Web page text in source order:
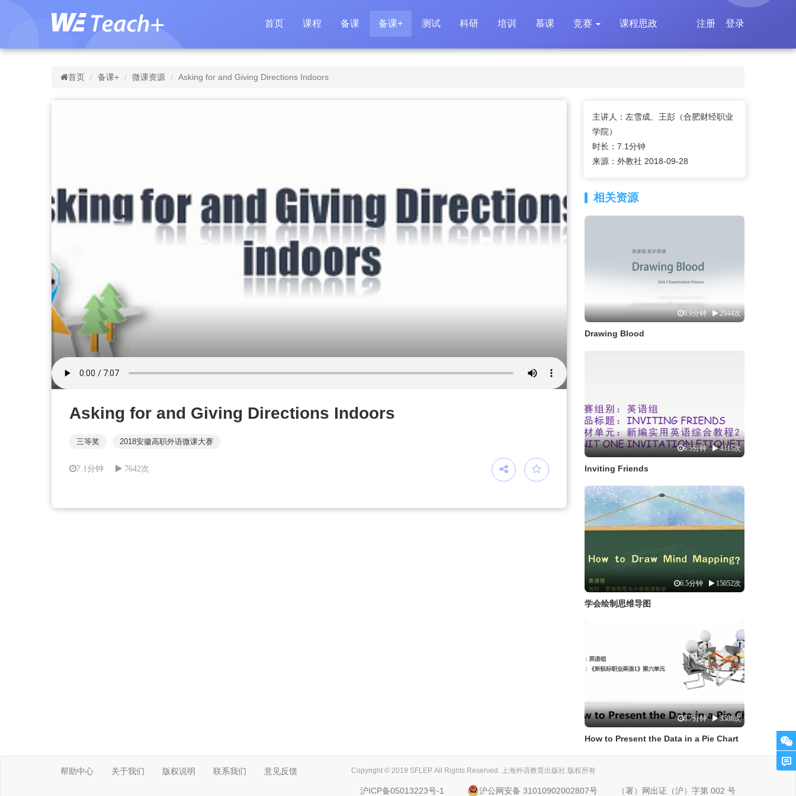
首页 课程 备课 备课+ 测试 科研 培训 慕课 竞赛 课程思政 登录
注册
首页 备课+ 微课资源 Asking for and Giving Directions Indoors
Asking for and Giving Directions Indoors
三等奖 2018安徽高职外语微课大赛
7.1分钟 7642次
主讲人：左雪成、王彭（合肥财经职业
学院）
时长：7.1分钟
来源：外教社 2018-09-28
相关资源
9.9分钟 2944次
Drawing Blood
6.5分钟 4315次
Inviting Friends
6.5分钟 15052次
学会绘制思维导图
8.7分钟 3586次
How to Present the Data in a Pie Chart
帮助中心 关于我们 版权说明 联系我们 意见反馈 Copyright © 2019 SFLEP. All Rights Reserved. 上海外语教育出版社 版权所有
沪ICP备05013223号-1 沪公网安备 31010902002807号 （署）网出证（沪）字第 002 号